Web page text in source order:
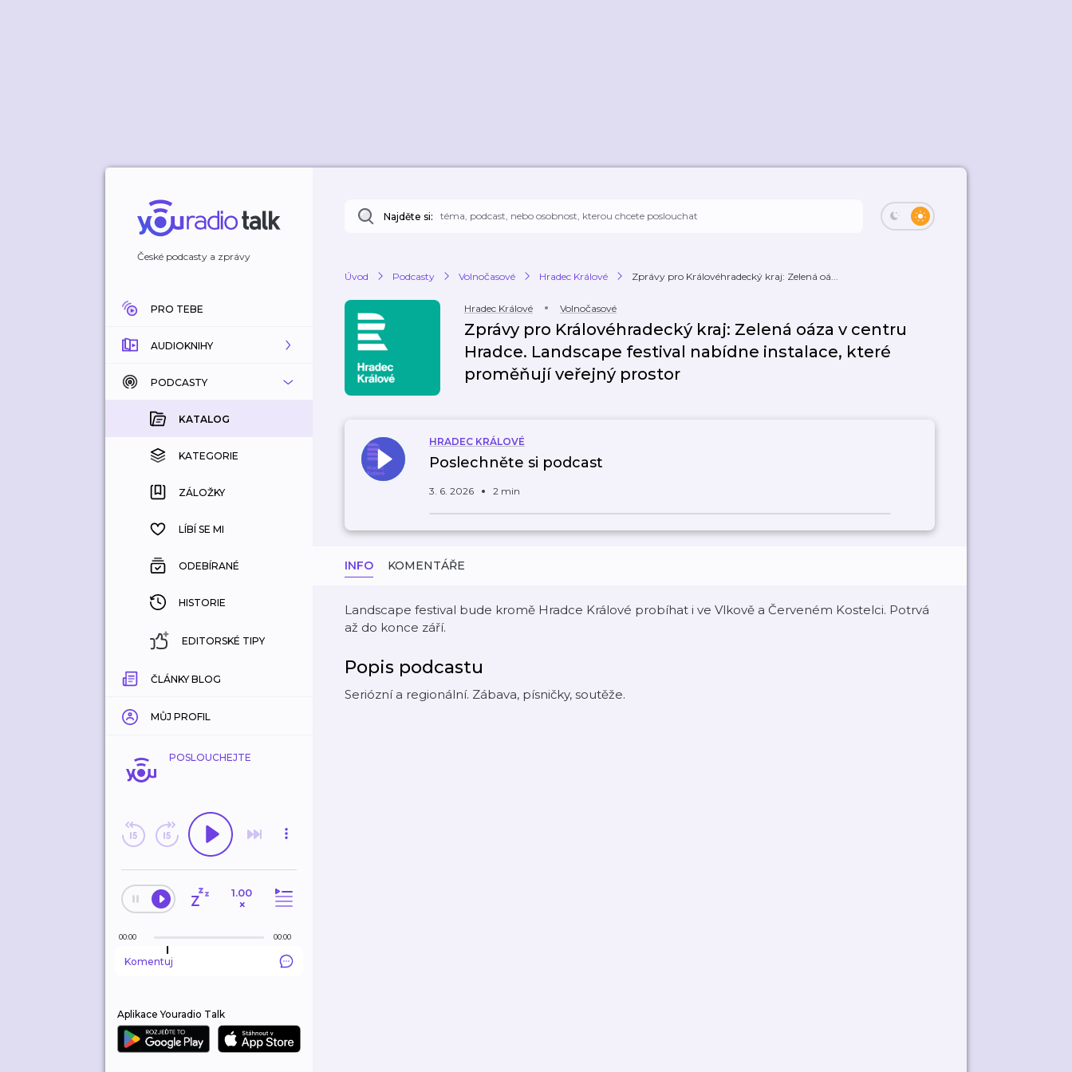
České podcasty a zprávy
PRO TEBE
AUDIOKNIHY
KATALOG
KOUPENÉ
KATEGORIE
ZÁLOŽKY
HISTORIE
PODCASTY
KATALOG
KATEGORIE
ZÁLOŽKY
LÍBÍ SE MI
ODEBÍRANÉ
HISTORIE
EDITORSKÉ TIPY
ČLÁNKY BLOG
MŮJ PROFIL
POSLOUCHEJTE
1.00
×
00:00 00:00
Komentuj
Aplikace Youradio Talk
Najděte si:
Úvod Podcasty Volnočasové Hradec Králové Zprávy pro Královéhradecký kraj: Zelená oá...
Hradec Králové Volnočasové
Zprávy pro Královéhradecký kraj: Zelená oáza v centru
Hradce. Landscape festival nabídne instalace, které
proměňují veřejný prostor
HRADEC KRÁLOVÉ
Poslechněte si podcast
3. 6. 2026 2 min
INFO KOMENTÁŘE
Landscape festival bude kromě Hradce Králové probíhat i ve Vlkově a Červeném Kostelci. Potrvá
až do konce září.
Popis podcastu
Seriózní a regionální. Zábava, písničky, soutěže.